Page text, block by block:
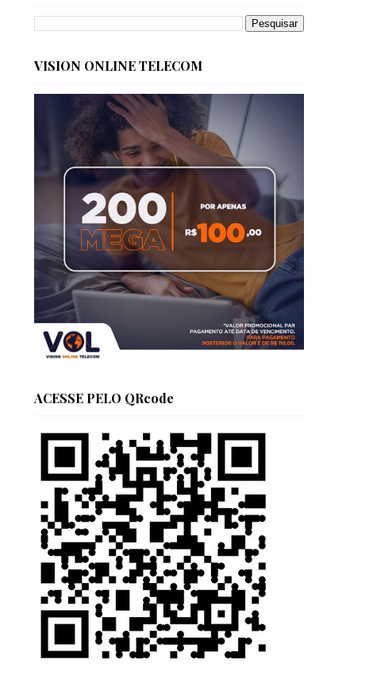
VISION ONLINE TELECOM
ACESSE PELO QRcode